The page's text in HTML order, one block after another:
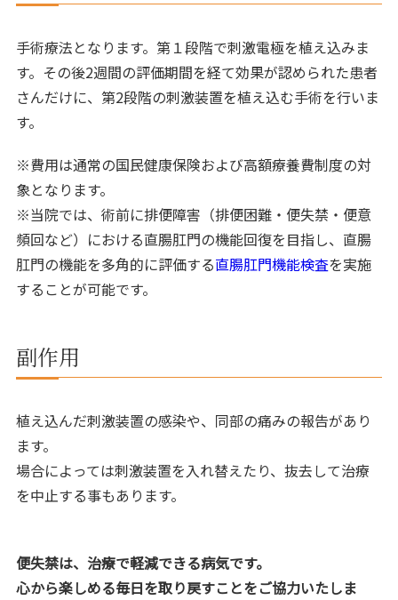
手術療法となります。第１段階で刺激電極を植え込みま
す。その後2週間の評価期間を経て効果が認められた患者
さんだけに、第2段階の刺激装置を植え込む手術を行いま
す。
※費用は通常の国民健康保険および高額療養費制度の対
象となります。
※当院では、術前に排便障害（排便困難・便失禁・便意
頻回など）における直腸肛門の機能回復を目指し、直腸
肛門の機能を多角的に評価する直腸肛門機能検査を実施
することが可能です。
副作用
植え込んだ刺激装置の感染や、同部の痛みの報告があり
ます。
場合によっては刺激装置を入れ替えたり、抜去して治療
を中止する事もあります。
便失禁は、治療で軽減できる病気です。
心から楽しめる毎日を取り戻すことをご協力いたしま